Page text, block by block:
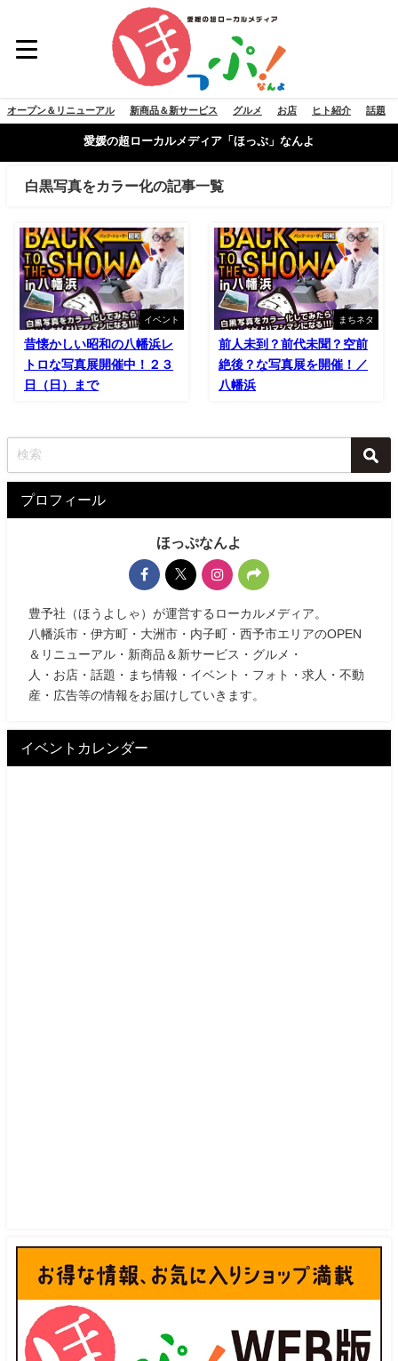
オープン＆リニューアル 新商品＆新サービス グルメ お店 ヒト紹介 話題
愛媛の超ローカルメディア「ほっぷ」なんよ
白黒写真をカラー化の記事一覧
イベント
昔懐かしい昭和の八幡浜レ
トロな写真展開催中！２３
日（日）まで
まちネタ
前人未到？前代未聞？空前
絶後？な写真展を開催！／
八幡浜
プロフィール
ほっぷなんよ
豊予社（ほうよしゃ）が運営するローカルメディア。
八幡浜市・伊方町・大洲市・内子町・西予市エリアのOPEN
＆リニューアル・新商品＆新サービス・グルメ・
人・お店・話題・まち情報・イベント・フォト・求人・不動
産・広告等の情報をお届けしていきます。
イベントカレンダー